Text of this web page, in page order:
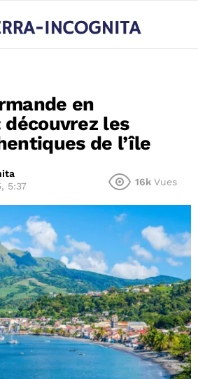
en
les
de l’île
5:37
16k Vues